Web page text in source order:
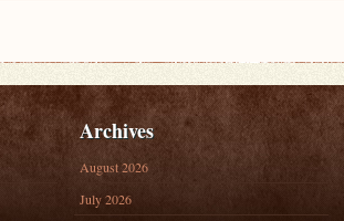
Archives
August 2026
July 2026